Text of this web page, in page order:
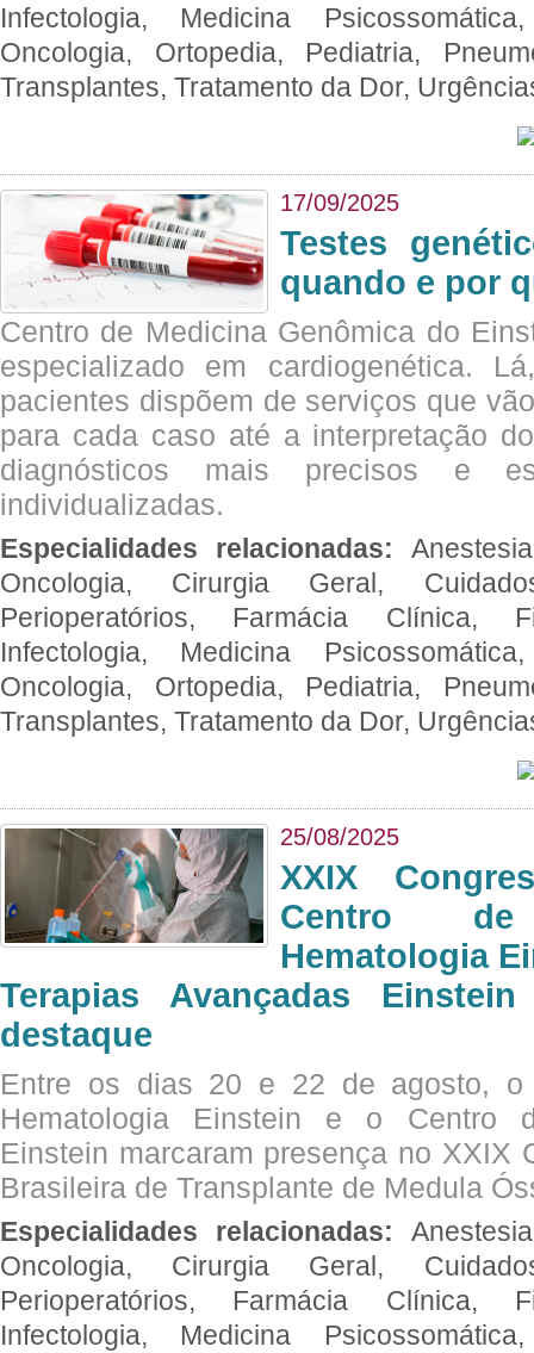
Infectologia, Medicina
Oncologia, Ortopedia, Pediatria,
Transplantes, Tratamento da Dor,
17/09/2025
Testes
quando e por
Centro de Medicina Genômica do
especializado em cardiogenética.
pacientes dispõem de serviços que
para cada caso até a interpretação
diagnósticos mais precisos e
individualizadas.
Especialidades relacionadas:
Oncologia, Cirurgia Geral,
Perioperatórios, Farmácia Clínica,
Infectologia, Medicina
Oncologia, Ortopedia, Pediatria,
Transplantes, Tratamento da Dor,
25/08/2025
XXIX
Centro
Hematologia
Terapias Avançadas
destaque
Entre os dias 20 e 22 de agosto, o
Hematologia Einstein e o Centro
Einstein marcaram presença no XXIX
Brasileira de Transplante de Medula
Especialidades relacionadas:
Oncologia, Cirurgia Geral,
Perioperatórios, Farmácia Clínica,
Infectologia, Medicina